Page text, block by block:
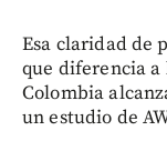
Esa claridad de
que diferencia a
Colombia
un estudio de